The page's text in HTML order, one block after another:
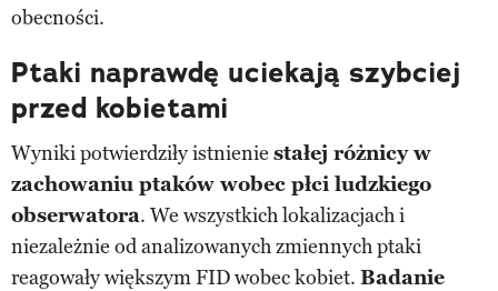
obecności.
Ptaki naprawdę uciekają szybciej
przed kobietami
Wyniki potwierdziły istnienie stałej różnicy w
zachowaniu ptaków wobec płci ludzkiego
obserwatora. We wszystkich lokalizacjach i
niezależnie od analizowanych zmiennych ptaki
reagowały większym FID wobec kobiet. Badanie